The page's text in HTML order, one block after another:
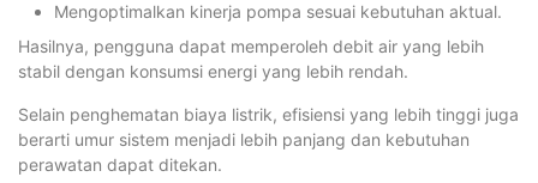
Mengoptimalkan kinerja pompa sesuai kebutuhan aktual.
Hasilnya, pengguna dapat memperoleh debit air yang lebih
stabil dengan konsumsi energi yang lebih rendah.
Selain penghematan biaya listrik, efisiensi yang lebih tinggi juga
berarti umur sistem menjadi lebih panjang dan kebutuhan
perawatan dapat ditekan.